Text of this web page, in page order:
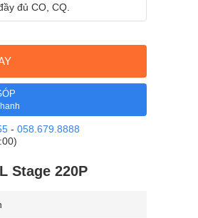
đủ CO, CQ.
- 058.679.8888
Stage 220P